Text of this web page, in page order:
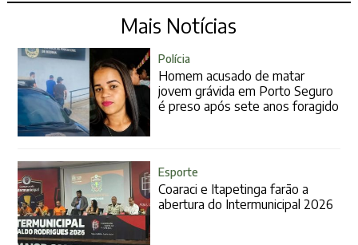
Mais Notícias
Polícia
Homem acusado de matar
jovem grávida em Porto Seguro
é preso após sete anos foragido
Esporte
Coaraci e Itapetinga farão a
abertura do Intermunicipal 2026